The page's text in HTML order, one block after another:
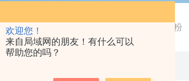
欢迎您！
来自局域网的朋友！有什么可以
帮助您的吗？
/水泥砂浆试验仪器 / 负压筛析仪用标准粉